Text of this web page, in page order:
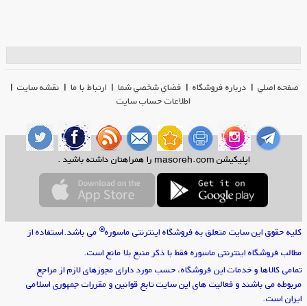
صفحه اصلي | درباره فروشگاه | فضاي شخصي شما | ارتباط با ما | نقشه سایت |
اطلاعات حساب سایت
اپلیکیشن masoreh.com را همراهتان داشته باشید .
كليه حقوق اين سايت متعلق به فروشگاه اینترنتی ماسوره®می باشد.استفاده از
مطالب فروشگاه اینترنتی ماسوره فقط با ذکر منبع بلا مانع است.
تمامی كالاها و خدمات این فروشگاه، حسب مورد دارای مجوزهای لازم از مراجع
مربوطه می باشند و فعالیت های این سایت تابع قوانین و مقررات جمهوری اسلامی
ایران است.